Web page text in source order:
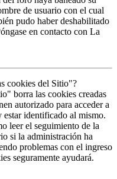
de usuario con el cual
pudo haber deshabilitado
en contacto con La
cookies del Sitio"?
borra las cookies creadas
autorizado para acceder a
estar identificado al mismo.
leer el seguimiento de la
si la administración ha
problemas con el ingreso
seguramente ayudará.